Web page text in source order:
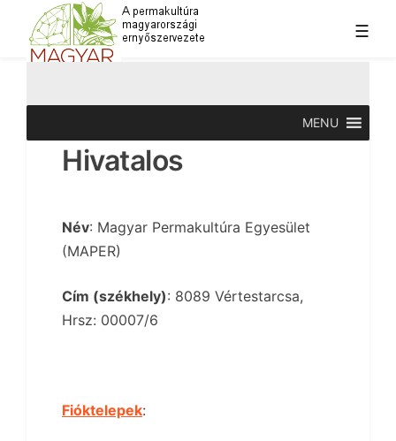
content
Magyar Permakultúra Egyesület
A permakultúra magyarországi ernyőszervezete
☰
MENU
Hivatalos
Név: Magyar Permakultúra Egyesület
(MAPER)
Cím (székhely): 8089 Vértestarcsa,
Hrsz: 00007/6
Fióktelepek: